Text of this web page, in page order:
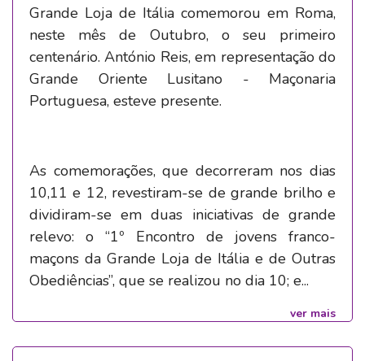
Grande Loja de Itália comemorou em Roma,
neste mês de Outubro, o seu primeiro
centenário. António Reis, em representação do
Grande Oriente Lusitano - Maçonaria
Portuguesa, esteve presente.
As comemorações, que decorreram nos dias
10,11 e 12, revestiram-se de grande brilho e
dividiram-se em duas iniciativas de grande
relevo: o “1º Encontro de jovens franco-
maçons da Grande Loja de Itália e de Outras
Obediências”, que se realizou no dia 10; e...
ver mais